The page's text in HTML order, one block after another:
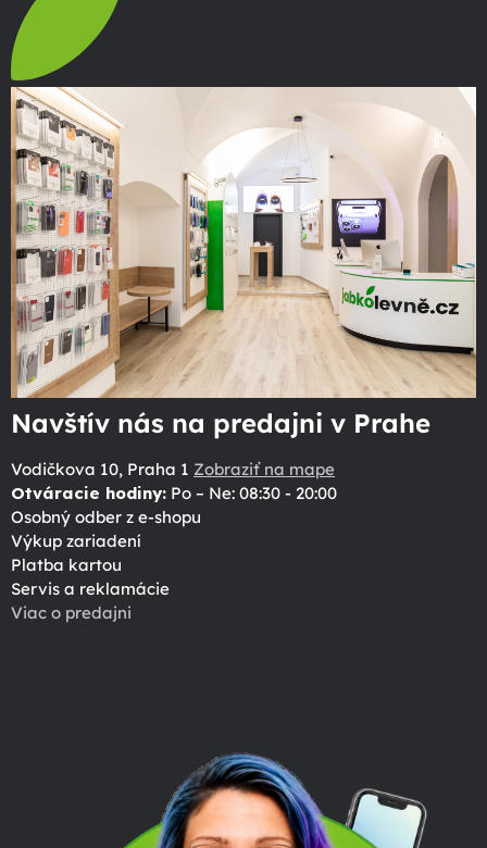
Navštív nás na predajni v Prahe
Vodičkova 10, Praha 1 Zobraziť na mape
Otváracie hodiny: Po – Ne: 08:30 - 20:00
Osobný odber z e-shopu
Výkup zariadení
Platba kartou
Servis a reklamácie
Viac o predajni